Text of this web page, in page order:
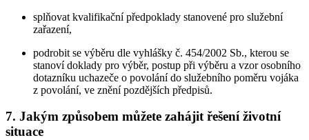
splňovat kvalifikační předpoklady stanovené pro služební
zařazení,
podrobit se výběru dle vyhlášky č. 454/2002 Sb., kterou se
stanoví doklady pro výběr, postup při výběru a vzor osobního
dotazníku uchazeče o povolání do služebního poměru vojáka
z povolání, ve znění pozdějších předpisů.
7. Jakým způsobem můžete zahájit řešení životní
situace